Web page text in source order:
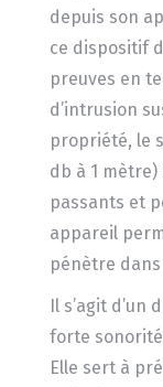
depuis son
ce dispositif
preuves en
d’intrusion
propriété, le
db à 1
passants et
appareil
pénètre
Il s’agit
forte
Elle sert à